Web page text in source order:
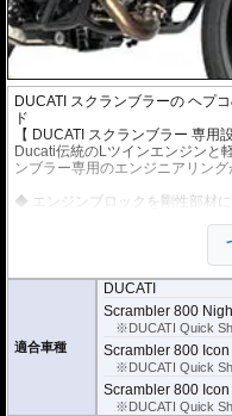
DUCATI スクランブラーの ヘプ
ド
【 DUCATI スクランブラー 専用設
Ducati伝統のLツインエンジンと
ンブラー専用のエンジニアリング
◆ エンジンブロックを剛性部材
スルーボルトを使用し、左右の
通・結合させています。これに
るのではなく、車体の骨格の一
「点」ではなく「車体全体」で
◆ ガードの変形を防ぐ「ケージ＆
左右のガードは、エンジンを抱
性部）まで伸びるだけでなく、
ています。この「前方連結」と
り、横方向からの入力でガード
を物理的に排除しています。
適合車種
DUCATI
Scrambler 800
※DUCATI Quick
Scrambler 800
※DUCATI Quick
Scrambler 800
※DUCATI Quick